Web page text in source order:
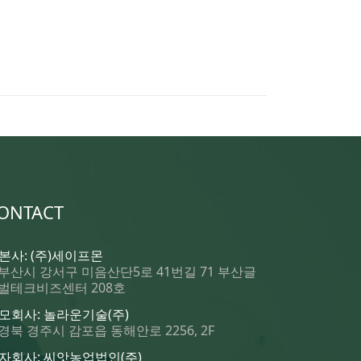
사: (주)세이프몬
산시 강서구 미음산단5로 41번길 71 부산글
테크비즈센터 208호
회사: 놀라운기술(주)
북 경주시 감포읍 동해안로 2256, 2F
회사: 씨앗농업법인(주)